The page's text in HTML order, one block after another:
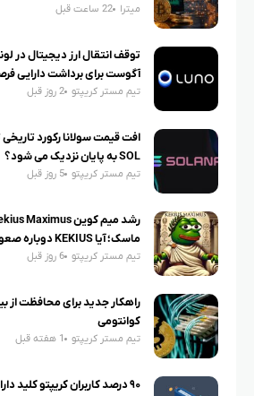
میترا 22 ساعت قبل
توقف انتقال ارز دیجیتال در
آگوست برای برداشت دارایی
تیم مستر کریپتو 2 روز قبل
افت قیمت سولانا رکورد تاریخی
SOL به پایان نزدیک می شود؟
تیم مستر کریپتو 5 روز قبل
ماسک؛ آیا KEKIUS دوباره صعود می کند؟
تیم مستر کریپتو 6 روز قبل
راهکار جدید برای محافظت از
کوانتومی
تیم مستر کریپتو 1 هفته قبل
۹۰ درصد کاربران کریپتو کلید